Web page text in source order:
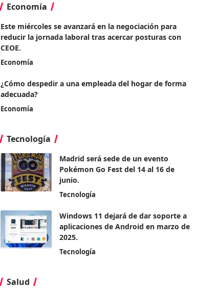
Economía
Este miércoles se avanzará en la negociación para
reducir la jornada laboral tras acercar posturas con
CEOE.
Economía
¿Cómo despedir a una empleada del hogar de forma
adecuada?
Economía
Tecnología
Madrid será sede de un evento
Pokémon Go Fest del 14 al 16 de
junio.
Tecnología
Windows 11 dejará de dar soporte a
aplicaciones de Android en marzo de
2025.
Tecnología
Salud